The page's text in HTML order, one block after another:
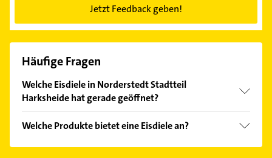
Jetzt Feedback geben!
Häufige Fragen
Welche Eisdiele in Norderstedt Stadtteil
Harksheide hat gerade geöffnet?
Bitte beachten Sie, dass diese an Sonn- und
Feiertagen abweichen können.
Welche Produkte bietet eine Eisdiele an?
Das Angebot umfasst unter anderem Eis und Kaffee.